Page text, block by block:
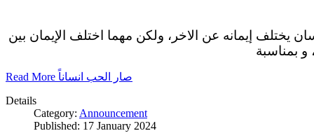
يختلف إيمانه عن الاخر، ولكن مهما اختلف الإيمان بين
و بمناسبة
Read More صار الحب انساناً
Details
Category: Announcement
Published: 17 January 2024